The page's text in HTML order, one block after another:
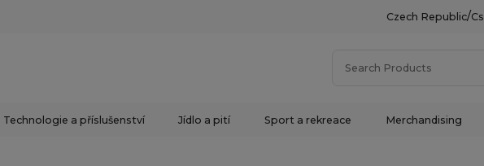
Czech Republic/Cs
Technologie a příslušenství Jídlo a pití Sport a rekreace Merchandising